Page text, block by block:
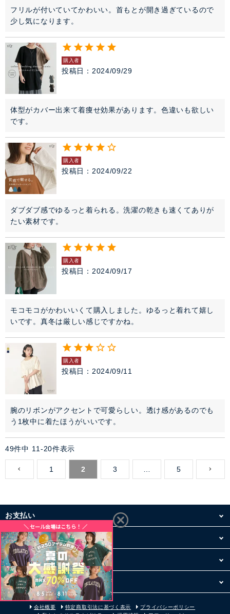
フリルが付いていてかわいい。首もとが開き過ぎているので
少し気になります。
購入者
投稿日 2024/09/29
体型がカバー出来て着痩せ効果があります。色違いも欲しい
です。
購入者
投稿日 2024/09/22
ダブダブ感でゆるっと着られる。洗濯の乾きも速くてありが
たい素材です。
購入者
投稿日 2024/09/17
モコモコがかわいいくて購入しました。ゆるっと着れて嬉し
いです。真冬は厳しい感じですかね。
購入者
投稿日 2024/09/11
腕のリボンがアクセントで可愛らしい。透け感があるのでも
う1枚中に着たほうがいいです。
49件中 11 -20件表示
1 2 3 5
お支払い
配送・送料
お買い物について
その他
会社概要 特定商取引法に基づく表示
プライバシーポリシー